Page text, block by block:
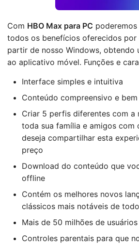
Com HBO Max para PC
todos os benefícios oferecidos por
partir de nosso Windows, obtendo
ao aplicativo móvel. Funções e
Interface simples e intuitiva
Conteúdo compreensivo e
Criar 5 perfis diferentes com a
toda sua família e amigos com
deseja compartilhar esta
preço
Download do conteúdo que
offline
Contém os melhores novos
clássicos mais notáveis de
Mais de 50 milhões de usuários
Controles parentais para que